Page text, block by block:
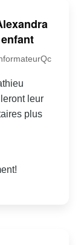
leur
plus